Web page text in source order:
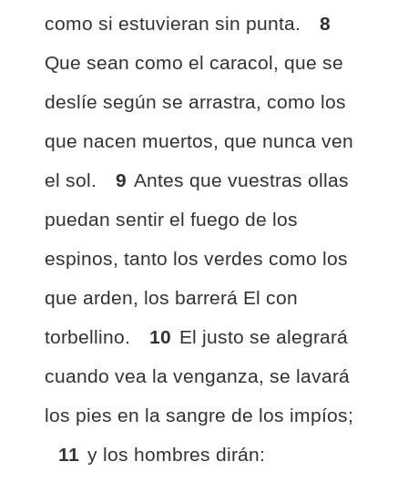
como si estuvieran sin punta.
8
Que sean como el caracol, que se
deslíe según se arrastra, como los
que nacen muertos, que nunca ven
el sol.
9 Antes que vuestras ollas
puedan sentir el fuego de los
espinos, tanto los verdes como los
que arden, los barrerá El con
torbellino.
10 El justo se alegrará
cuando vea la venganza, se lavará
los pies en la sangre de los impíos;
11 y los hombres dirán: